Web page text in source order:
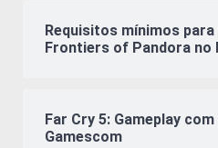
Requisitos mínimos
Frontiers of Pandora no
Far Cry 5: Gameplay
Gamescom